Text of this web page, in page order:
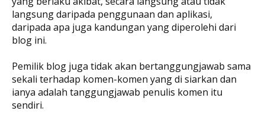
langsung daripada penggunaan dan aplikasi,
daripada apa juga kandungan yang diperolehi dari
blog ini.
Pemilik blog juga tidak akan bertanggungjawab sama
sekali terhadap komen-komen yang di siarkan dan
ianya adalah tanggungjawab penulis komen itu
sendiri.